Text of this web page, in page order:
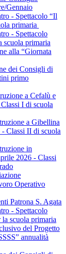
Gennaio
- Spettacolo “Il
primaria
- Spettacolo
scuola primaria
alla “Giornata
dei Consigli di
primo
a Cefalù e
I di scuola
a Gibellina
Classi II di scuola
in
2026 - Classi
Operativo
Patrona S. Agata
- Spettacolo
scuola primaria
del Progetto
annualità